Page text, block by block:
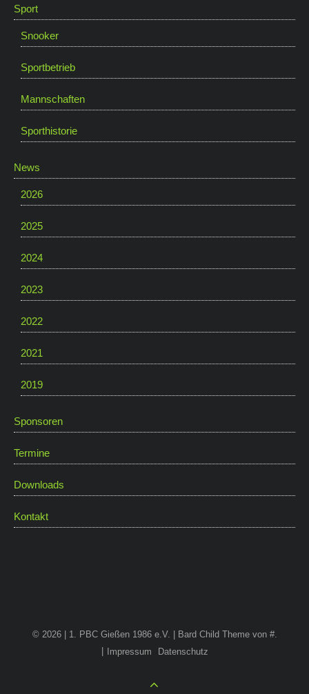
Sport
Snooker
Sportbetrieb
Mannschaften
Sporthistorie
News
2026
2025
2024
2023
2022
2021
2019
Sponsoren
Termine
Downloads
Kontakt
© 2026 | 1. PBC Gießen 1986 e.V. | Bard Child Theme von #.
Impressum
Datenschutz